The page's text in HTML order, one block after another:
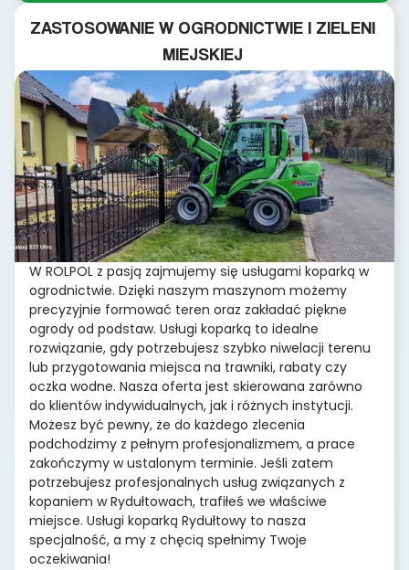
ZASTOSOWANIE W OGRODNICTWIE I ZIELENI
MIEJSKIEJ
W ROLPOL z pasją zajmujemy się usługami koparką w
ogrodnictwie. Dzięki naszym maszynom możemy
precyzyjnie formować teren oraz zakładać piękne
ogrody od podstaw. Usługi koparką to idealne
rozwiązanie, gdy potrzebujesz szybko niwelacji terenu
lub przygotowania miejsca na trawniki, rabaty czy
oczka wodne. Nasza oferta jest skierowana zarówno
do klientów indywidualnych, jak i różnych instytucji.
Możesz być pewny, że do każdego zlecenia
podchodzimy z pełnym profesjonalizmem, a prace
zakończymy w ustalonym terminie. Jeśli zatem
potrzebujesz profesjonalnych usług związanych z
kopaniem w Rydułtowach, trafiłeś we właściwe
miejsce. Usługi koparką Rydułtowy to nasza
specjalność, a my z chęcią spełnimy Twoje
oczekiwania!